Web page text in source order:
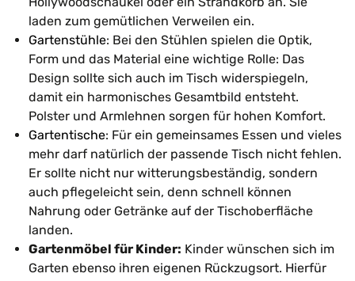
laden zum gemütlichen Verweilen ein.
Gartenstühle: Bei den Stühlen spielen die Optik,
Form und das Material eine wichtige Rolle: Das
Design sollte sich auch im Tisch widerspiegeln,
damit ein harmonisches Gesamtbild entsteht.
Polster und Armlehnen sorgen für hohen Komfort.
Gartentische: Für ein gemeinsames Essen und vieles
mehr darf natürlich der passende Tisch nicht fehlen.
Er sollte nicht nur witterungsbeständig, sondern
auch pflegeleicht sein, denn schnell können
Nahrung oder Getränke auf der Tischoberfläche
landen.
Gartenmöbel für Kinder: Kinder wünschen sich im
Garten ebenso ihren eigenen Rückzugsort. Hierfür